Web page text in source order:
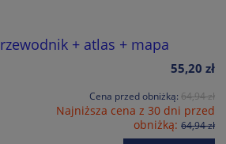
+ atlas + mapa
55,20 zł
Cena przed obniżką: 64,94 zł
Najniższa cena z 30 dni przed
obniżką: 64,94 zł